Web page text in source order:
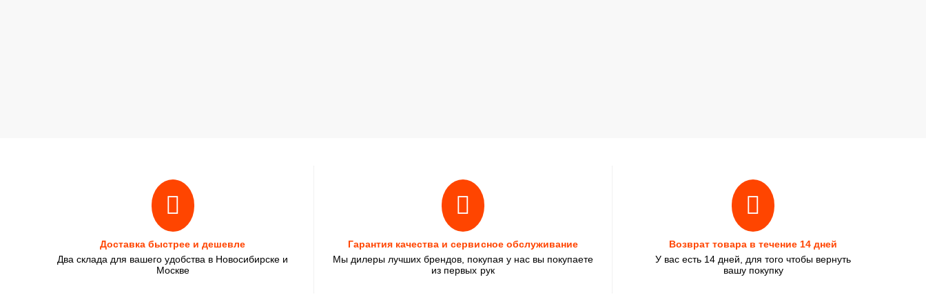
Доставка быстрее и дешевле
Два склада для вашего удобства в Новосибирске и
Москве
Гарантия качества и сервисное обслуживание
Мы дилеры лучших брендов, покупая у нас вы покупаете
из первых рук
Возврат товара в течение 14 дней
У вас есть 14 дней, для того чтобы вернуть
вашу покупку